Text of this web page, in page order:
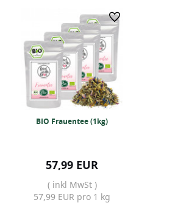
BIO Frauentee (1kg)
57,99 EUR
( inkl MwSt )
57,99 EUR pro 1 kg